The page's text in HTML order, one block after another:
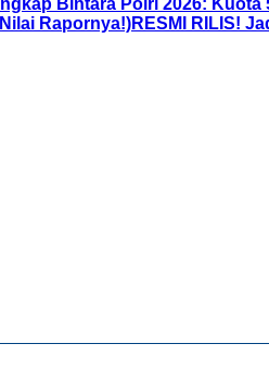
Bintara Polri 2026: Kuota
Rapornya!)RESMI RILIS!